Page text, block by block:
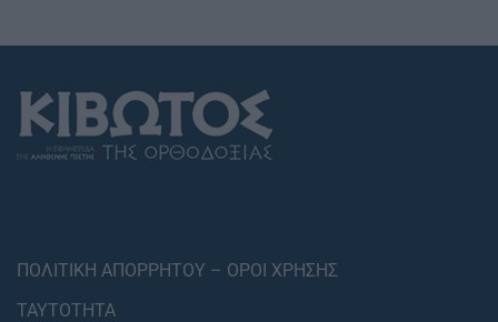
ΠΟΛΙΤΙΚΗ ΑΠΟΡΡΗΤΟΥ – ΟΡΟΙ ΧΡΗΣΗΣ
ΤΑΥΤΟΤΗΤΑ